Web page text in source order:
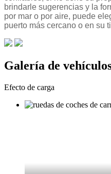
brindarle sugerencias y la
por mar o por aire, puede
puerto más cercano o en su
Galería de
Efecto de carga